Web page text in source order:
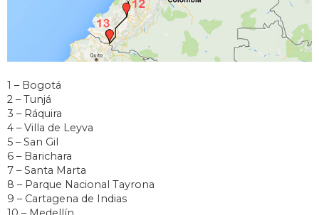
1 – Bogotá
2 – Tunjá
3 – Ráquira
4 – Villa de Leyva
5 – San Gil
6 – Barichara
7 – Santa Marta
8 – Parque Nacional Tayrona
9 – Cartagena de Indias